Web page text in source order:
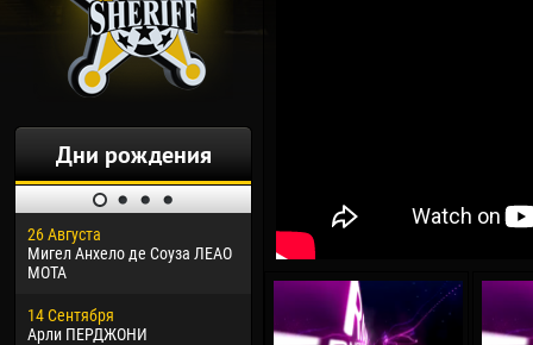
Дни рождения
26 Августа
Мигел Анхело де Соуза ЛЕАО
МОТА
14 Сентября
Арли ПЕРДЖОНИ
30 Января
Дорасо Морео КЛАС
24 Февраля
Владислав КОСТИН
04
13